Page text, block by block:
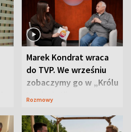
Marek Kondrat wraca
do TVP. We wrześniu
zobaczymy go w „Królu
Maciusiu I”
Rozmowy